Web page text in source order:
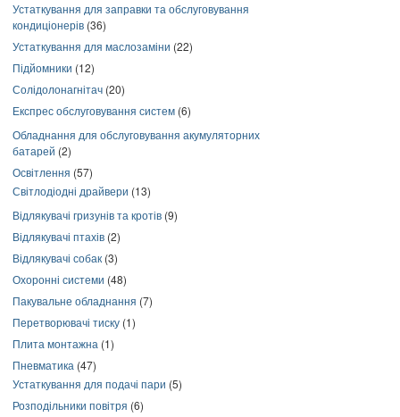
Устаткування для заправки та обслуговування
кондиціонерів (36)
Устаткування для маслозаміни (22)
Підйомники (12)
Солідолонагнітач (20)
Експрес обслуговування систем (6)
Обладнання для обслуговування акумуляторних
батарей (2)
Освітлення (57)
Світлодіодні драйвери (13)
Відлякувачі гризунів та кротів (9)
Відлякувачі птахів (2)
Відлякувачі собак (3)
Охоронні системи (48)
Пакувальне обладнання (7)
Перетворювачі тиску (1)
Плита монтажна (1)
Пневматика (47)
Устаткування для подачі пари (5)
Розподільники повітря (6)